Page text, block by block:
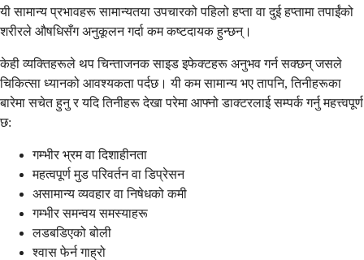
यी सामान्य प्रभावहरू सामान्यतया उपचारको पहिलो हप्ता वा दुई हप्तामा तपाईंको
शरीरले औषधिसँग अनुकूलन गर्दा कम कष्टदायक हुन्छन्।
केही व्यक्तिहरूले थप चिन्ताजनक साइड इफेक्टहरू अनुभव गर्न सक्छन् जसले
चिकित्सा ध्यानको आवश्यकता पर्दछ। यी कम सामान्य भए तापनि, तिनीहरूका
बारेमा सचेत हुनु र यदि तिनीहरू देखा परेमा आफ्नो डाक्टरलाई सम्पर्क गर्नु महत्त्वपूर्ण
छ:
गम्भीर भ्रम वा दिशाहीनता
महत्वपूर्ण मुड परिवर्तन वा डिप्रेसन
असामान्य व्यवहार वा निषेधको कमी
गम्भीर समन्वय समस्याहरू
लडबडिएको बोली
श्वास फेर्न गाह्रो